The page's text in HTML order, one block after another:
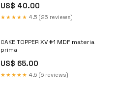
US$ 40.00
★★★★★ 4.5 (26 reviews)
CAKE TOPPER XV #1 MDF materia
prima
US$ 65.00
★★★★★ 4.5 (5 reviews)